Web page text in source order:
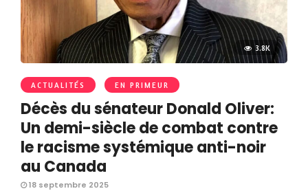
3.8K
ACTUALITÉS EN PRIMEUR
Décès du sénateur Donald Oliver:
Un demi-siècle de combat contre
le racisme systémique anti-noir
au Canada
18 septembre 2025